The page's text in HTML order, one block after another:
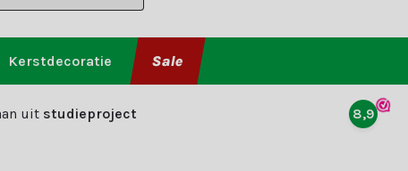
Kerstdecoratie Sale
uit studieproject 8,9